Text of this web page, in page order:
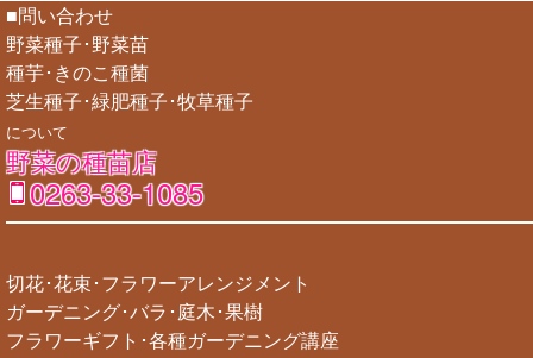
■問い合わせ
野菜種子･野菜苗
種芋･きのこ種菌
芝生種子･緑肥種子･牧草種子
について
野菜の種苗店
0263-33-1085
切花･花束･フラワーアレンジメント
ガーデニング･バラ･庭木･果樹
フラワーギフト･各種ガーデニング講座